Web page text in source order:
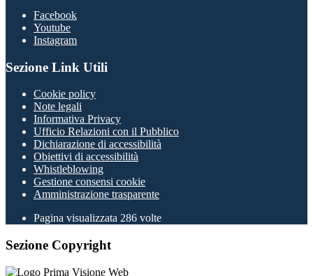
Facebook
Youtube
Instagram
Sezione Link Utili
Cookie policy
Note legali
Informativa Privacy
Ufficio Relazioni con il Pubblico
Dichiarazione di accessibilità
Obiettivi di accessibilità
Whistleblowing
Gestione consensi cookie
Amministrazione trasparente
Pagina visualizzata 286 volte
Sezione Copyright